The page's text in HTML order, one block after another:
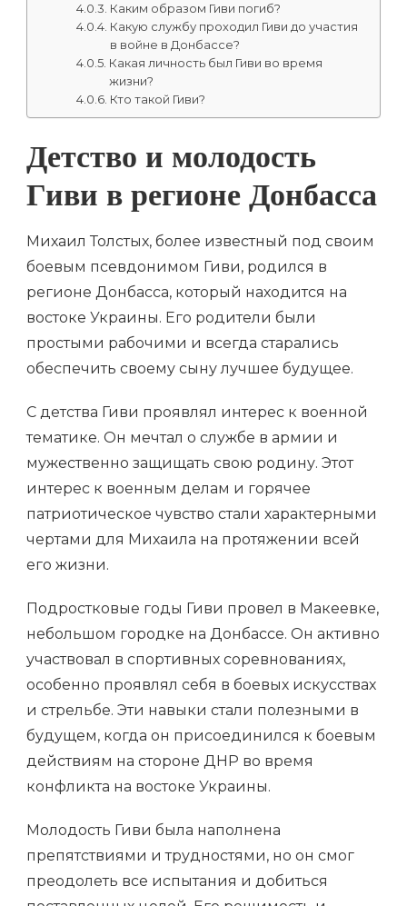
Каким образом Гиви погиб?
Какую службу проходил Гиви до участия
в войне в Донбассе?
Какая личность был Гиви во время
жизни?
Кто такой Гиви?
Детство и молодость
Гиви в регионе Донбасса
Михаил Толстых, более известный под своим
боевым псевдонимом Гиви, родился в
регионе Донбасса, который находится на
востоке Украины. Его родители были
простыми рабочими и всегда старались
обеспечить своему сыну лучшее будущее.
С детства Гиви проявлял интерес к военной
тематике. Он мечтал о службе в армии и
мужественно защищать свою родину. Этот
интерес к военным делам и горячее
патриотическое чувство стали характерными
чертами для Михаила на протяжении всей
его жизни.
Подростковые годы Гиви провел в Макеевке,
небольшом городке на Донбассе. Он активно
участвовал в спортивных соревнованиях,
особенно проявлял себя в боевых искусствах
и стрельбе. Эти навыки стали полезными в
будущем, когда он присоединился к боевым
действиям на стороне ДНР во время
конфликта на востоке Украины.
Молодость Гиви была наполнена
препятствиями и трудностями, но он смог
преодолеть все испытания и добиться